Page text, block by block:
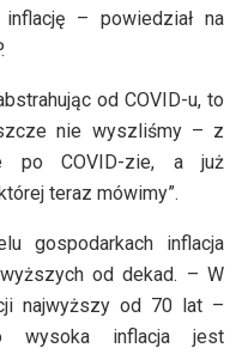
– powiedział na
od COVID-u, to
nie wyszliśmy – z
po COVID-zie, a już
teraz mówimy”.
gospodarkach inflacja
od dekad. – W
najwyższy od 70 lat –
wysoka inflacja jest